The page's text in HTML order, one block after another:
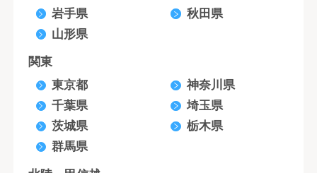
岩手県
秋田県
山形県
関東
東京都
神奈川県
千葉県
埼玉県
茨城県
栃木県
群馬県